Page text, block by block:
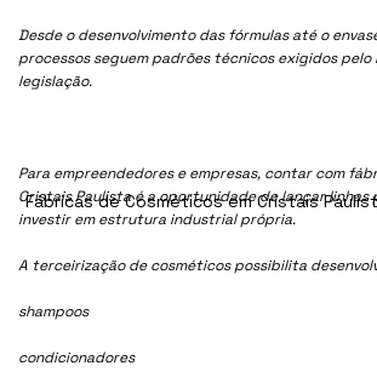
Desde o desenvolvimento das fórmulas até o
processos seguem padrões técnicos exigidos pelo
legislação.
Para empreendedores e empresas, contar com
Cristais Paulista é a oportunidade de lançar linhas
investir em estrutura industrial própria.
A terceirização de cosméticos possibilita
shampoos
condicionadores
Fábricas de Cosméticos em Cristais